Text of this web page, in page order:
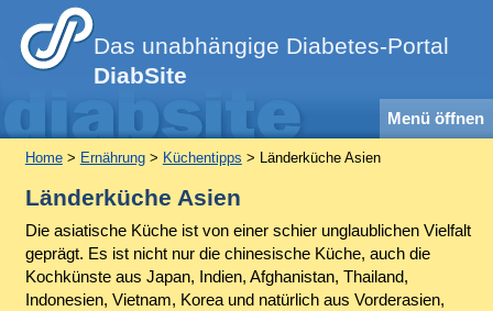
Das unabhängige Diabetes-Portal
DiabSite
Menü öffnen
Home> Ernährung> Küchentipps > Länderküche Asien
Länderküche Asien
Die asiatische Küche ist von einer schier unglaublichen Vielfalt
geprägt. Es ist nicht nur die chinesische Küche, auch die
Kochkünste aus Japan, Indien, Afghanistan, Thailand,
Indonesien, Vietnam, Korea und natürlich aus Vorderasien,